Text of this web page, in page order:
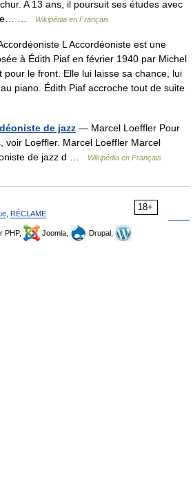
A 13 ans, il poursuit ses études avec
…
Wikipédia en Français
L Accordéoniste est une
à Édith Piaf en février 1940 par Michel
pour le front. Elle lui laisse sa chance, lui
piano. Édith Piaf accroche tout de suite
de jazz — Marcel Loeffler Pour
voir Loeffler. Marcel Loeffler Marcel
de jazz d …
Wikipédia en Français
18+
RÉCLAME
PHP, Joomla,
Drupal,